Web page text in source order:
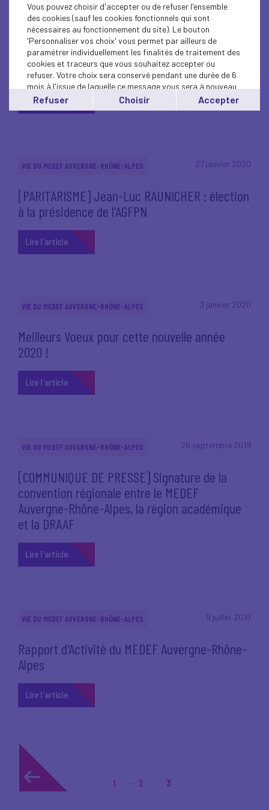
4 février 2020
VIE DU MEDEF AUVERGNE-RHÔNE-ALPES
[INTERVIEW] Jean-Luc Raunicher : « Une
mesure d'âge s'impose pour les futures
retraites », Tout Lyon Affiches
Lire l'article
27 janvier 2020
VIE DU MEDEF AUVERGNE-RHÔNE-ALPES
[PARITARISME] Jean-Luc RAUNICHER : élection
à la présidence de l'AGFPN
Lire l'article
3 janvier 2020
VIE DU MEDEF AUVERGNE-RHÔNE-ALPES
Meilleurs Voeux pour cette nouvelle année
2020 !
Lire l'article
26 septembre 2019
VIE DU MEDEF AUVERGNE-RHÔNE-ALPES
[COMMUNIQUE DE PRESSE] Signature de la
convention régionale entre le MEDEF
Auvergne-Rhône-Alpes, la région académique
et la DRAAF
Lire l'article
9 juillet 2019
VIE DU MEDEF AUVERGNE-RHÔNE-ALPES
Rapport d'Activité du MEDEF Auvergne-Rhône-
Alpes
Lire l'article
1 2 3
Vous pouvez choisir d'accepter ou de refuser l'ensemble
des cookies (sauf les cookies fonctionnels qui sont
nécessaires au fonctionnement du site). Le bouton
'Personnaliser vos choix' vous permet par ailleurs de
paramétrer individuellement les finalités de traitement des
cookies et traceurs que vous souhaitez accepter ou
refuser. Votre choix sera conservé pendant une durée de 6
mois à l'issue de laquelle ce message vous sera à nouveau
affiché..
Vous pouvez modifier votre choix à tout moment en
Refuser Choisir Accepter